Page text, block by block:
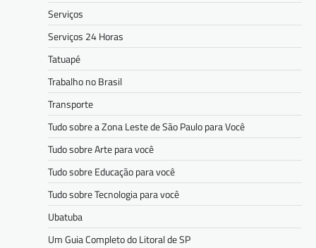
Serviços
Serviços 24 Horas
Tatuapé
Trabalho no Brasil
Transporte
Tudo sobre a Zona Leste de São Paulo para Você
Tudo sobre Arte para você
Tudo sobre Educação para você
Tudo sobre Tecnologia para você
Ubatuba
Um Guia Completo do Litoral de SP